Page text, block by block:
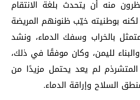
منه أن يتحدث بلغة الانتقام
بوطنيته خيّب ظنونهم المريضة
بالخراب وسفك الدماء، ونشد
لليمن، وكان موفقًا في ذلك،
المتشرذم لم يعد يحتمل مزيدًا من
السلاح وإراقة الدماء.